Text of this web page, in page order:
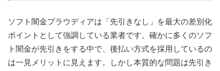
ソフト闇金プラウディアは「先引きなし」を最大の差別化
ポイントとして強調している業者です。確かに多くのソフ
ト闇金が先引きをする中で、後払い方式を採用しているの
は一見メリットに見えます。しかし本質的な問題は先引き